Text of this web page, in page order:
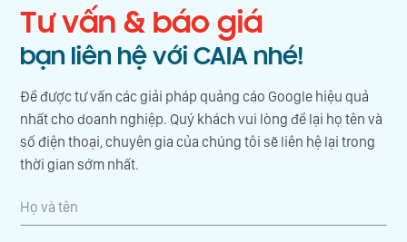
Tư vấn & báo giá
bạn liên hệ với CAIA nhé!
Để được tư vấn các giải pháp quảng cáo Google hiệu quả
nhất cho doanh nghiệp. Quý khách vui lòng để lại họ tên và
số điện thoại, chuyên gia của chúng tôi sẽ liên hệ lại trong
thời gian sớm nhất.